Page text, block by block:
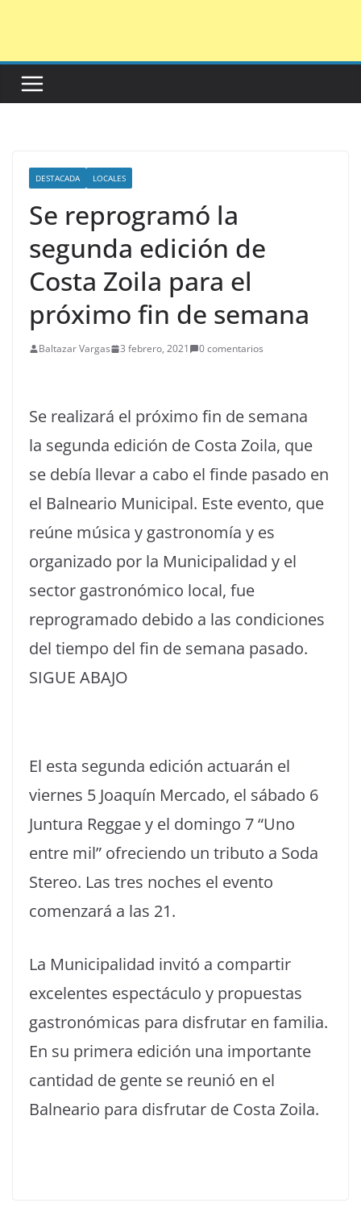
DESTACADA LOCALES
Se reprogramó la
segunda edición de
Costa Zoila para el
próximo fin de semana
Baltazar Vargas 3 febrero, 2021 0 comentarios
Se realizará el próximo fin de semana
la segunda edición de Costa Zoila, que
se debía llevar a cabo el finde pasado en
el Balneario Municipal. Este evento, que
reúne música y gastronomía y es
organizado por la Municipalidad y el
sector gastronómico local, fue
reprogramado debido a las condiciones
del tiempo del fin de semana pasado.
SIGUE ABAJO
El esta segunda edición actuarán el
viernes 5 Joaquín Mercado, el sábado 6
Juntura Reggae y el domingo 7 “Uno
entre mil” ofreciendo un tributo a Soda
Stereo. Las tres noches el evento
comenzará a las 21.
La Municipalidad invitó a compartir
excelentes espectáculo y propuestas
gastronómicas para disfrutar en familia.
En su primera edición una importante
cantidad de gente se reunió en el
Balneario para disfrutar de Costa Zoila.